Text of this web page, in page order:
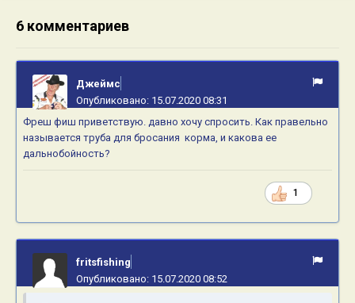
6 комментариев
Джеймс
Опубликовано: 15.07.2020 08:31
Фреш фиш приветствую. давно хочу спросить. Как правельно
называется труба для бросания корма, и какова ее
дальнобойность?
1
fritsfishing
Опубликовано: 15.07.2020 08:52